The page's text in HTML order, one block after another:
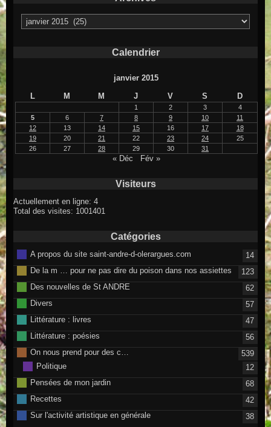
Archives
Calendrier
janvier 2015
L
M M J V S D
1 2 3
4
5
6 7 8 9 10
11
12
13 14 15 16 17
18
19
20 21 22 23 24
25
26
27 28 29 30 31
« Déc Fév »
Visiteurs
Actuellement en ligne: 4
Total des visites: 1001401
Catégories
A propos du site saint-andre-d-olerargues.com
14
De la m … pour ne pas dire du poison dans nos assiettes
123
Des nouvelles de St ANDRE
62
Divers
57
Littérature : livres
47
Littérature : poésies
56
On nous prend pour des c…
539
Politique
12
Pensées de mon jardin
68
Recettes
42
Sur l'activité artistique en générale
38